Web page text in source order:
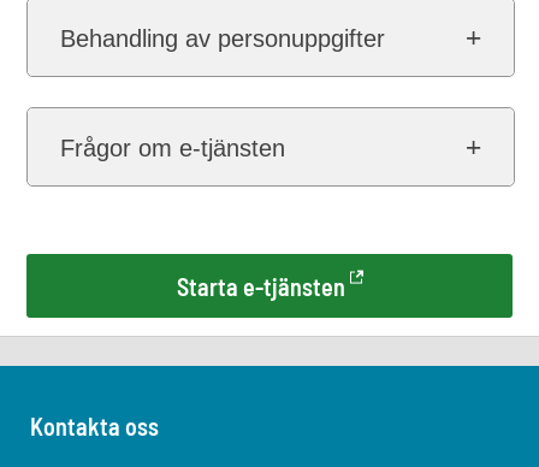
Behandling av personuppgifter
Frågor om e-tjänsten
Starta e-tjänsten
Kontakta oss